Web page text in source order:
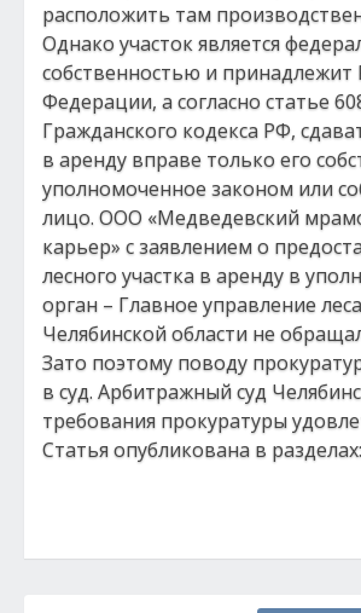
расположить там
Однако участок является
собственностью и принадлежит
Федерации, а согласно статье
Гражданского кодекса РФ,
в аренду вправе только его
уполномоченное законом или
лицо. ООО «Медведевский
карьер» с заявлением о
лесного участка в аренду в
орган – Главное управление
Челябинской области не
Зато поэтому поводу
в суд. Арбитражный суд
требования прокуратуры
Статья опубликована в разделах: